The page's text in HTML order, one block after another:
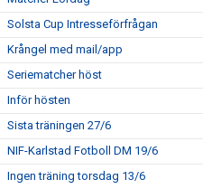
Solsta Cup Intresseförfrågan
Krångel med mail/app
Seriematcher höst
Inför hösten
Sista träningen 27/6
NIF-Karlstad Fotboll DM 19/6
Ingen träning torsdag 13/6